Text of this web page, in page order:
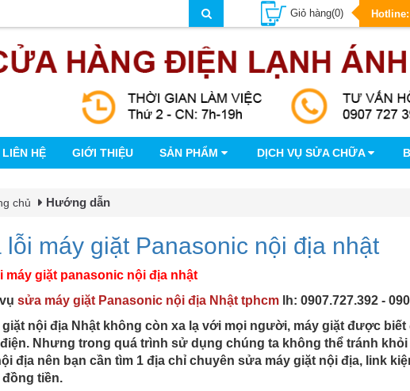
Giỏ hàng(0)
LIÊN HỆ GIỚI THIỆU SẢN PHẨM DỊCH VỤ SỬA CHỮA
chủ Hướng dẫn
lỗi máy giặt Panasonic nội địa nhật
máy giặt panasonic nội địa nhật
sửa máy giặt Panasonic nội địa Nhật tphcm
lh: 0907.727.392 -
giặt nội địa Nhật không còn xa lạ với mọi người, máy giặt được biết
điện. Nhưng trong quá trình sử dụng chúng ta không thể tránh
địa nên bạn cần tìm 1 địa chỉ chuyên sửa máy giặt nội địa, link
tiền.